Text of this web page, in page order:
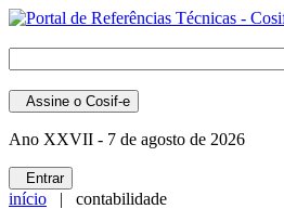
Assine o Cosif-e
Ano XXVII - 7 de agosto de 2026
Entrar
início | contabilidade